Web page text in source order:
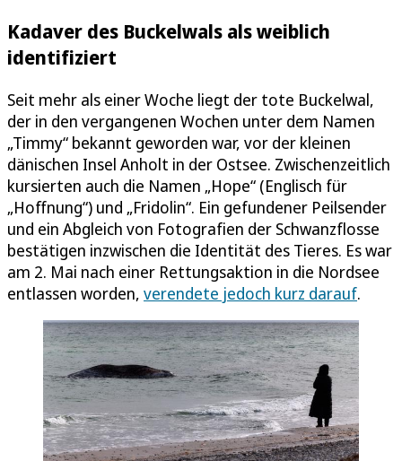
Kadaver des Buckelwals als weiblich
identifiziert
Seit mehr als einer Woche liegt der tote Buckelwal,
der in den vergangenen Wochen unter dem Namen
„Timmy“ bekannt geworden war, vor der kleinen
dänischen Insel Anholt in der Ostsee. Zwischenzeitlich
kursierten auch die Namen „Hope“ (Englisch für
„Hoffnung“) und „Fridolin“. Ein gefundener Peilsender
und ein Abgleich von Fotografien der Schwanzflosse
bestätigen inzwischen die Identität des Tieres. Es war
am 2. Mai nach einer Rettungsaktion in die Nordsee
entlassen worden, verendete jedoch kurz darauf.